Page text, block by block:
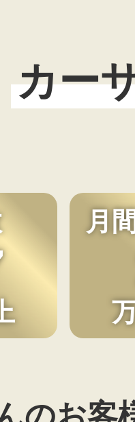
カー
月